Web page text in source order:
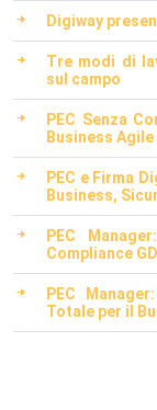
Digiway
Tre modi di
sul campo
PEC Senza
Business
PEC e Firma
Business,
PEC
Compliance
PEC
Totale per il